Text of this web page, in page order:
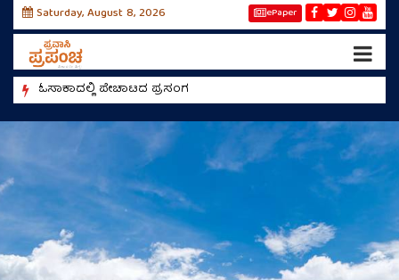
Saturday, August 8, 2026 ePaper
ಓಸಾಕಾದಲ್ಲಿ ಪೇಚಾಟದ ಪ್ರಸಂಗ